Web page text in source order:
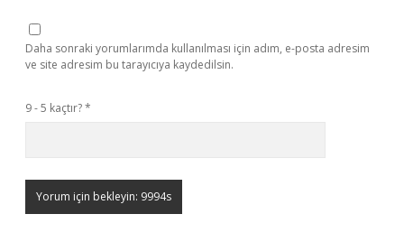
Daha sonraki yorumlarımda kullanılması için adım, e-posta adresim
ve site adresim bu tarayıcıya kaydedilsin.
9 - 5 kaçtır?*